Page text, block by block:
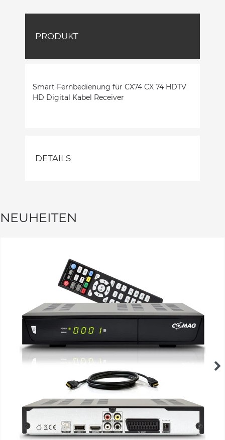
PRODUKT
Smart Fernbedienung für CX74 CX 74 HDTV
HD Digital Kabel Receiver
DETAILS
NEUHEITEN